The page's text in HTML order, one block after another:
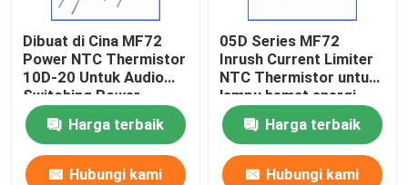
Dibuat di Cina MF72
Power NTC Thermistor
10D-20 Untuk Audio
Switching Power
Supply Dan Inverter
Spot
Harga terbaik
Hubungi kami
05D Series MF72
Inrush Current Limiter
NTC Thermistor untuk
lampu hemat energi,
balast, power supply
switchHarga terbaik
Hubungi kami